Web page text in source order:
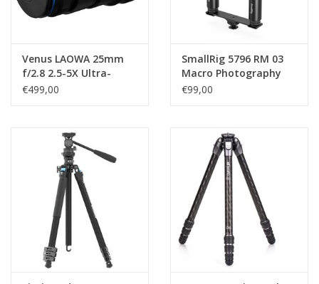
Venus LAOWA 25mm
f/2.8 2.5-5X Ultra-
Macro Lens - Canon RF
€499,00
SmallRig 5796 RM 03
Macro Photography
LED Video Light Kit (2
€99,00